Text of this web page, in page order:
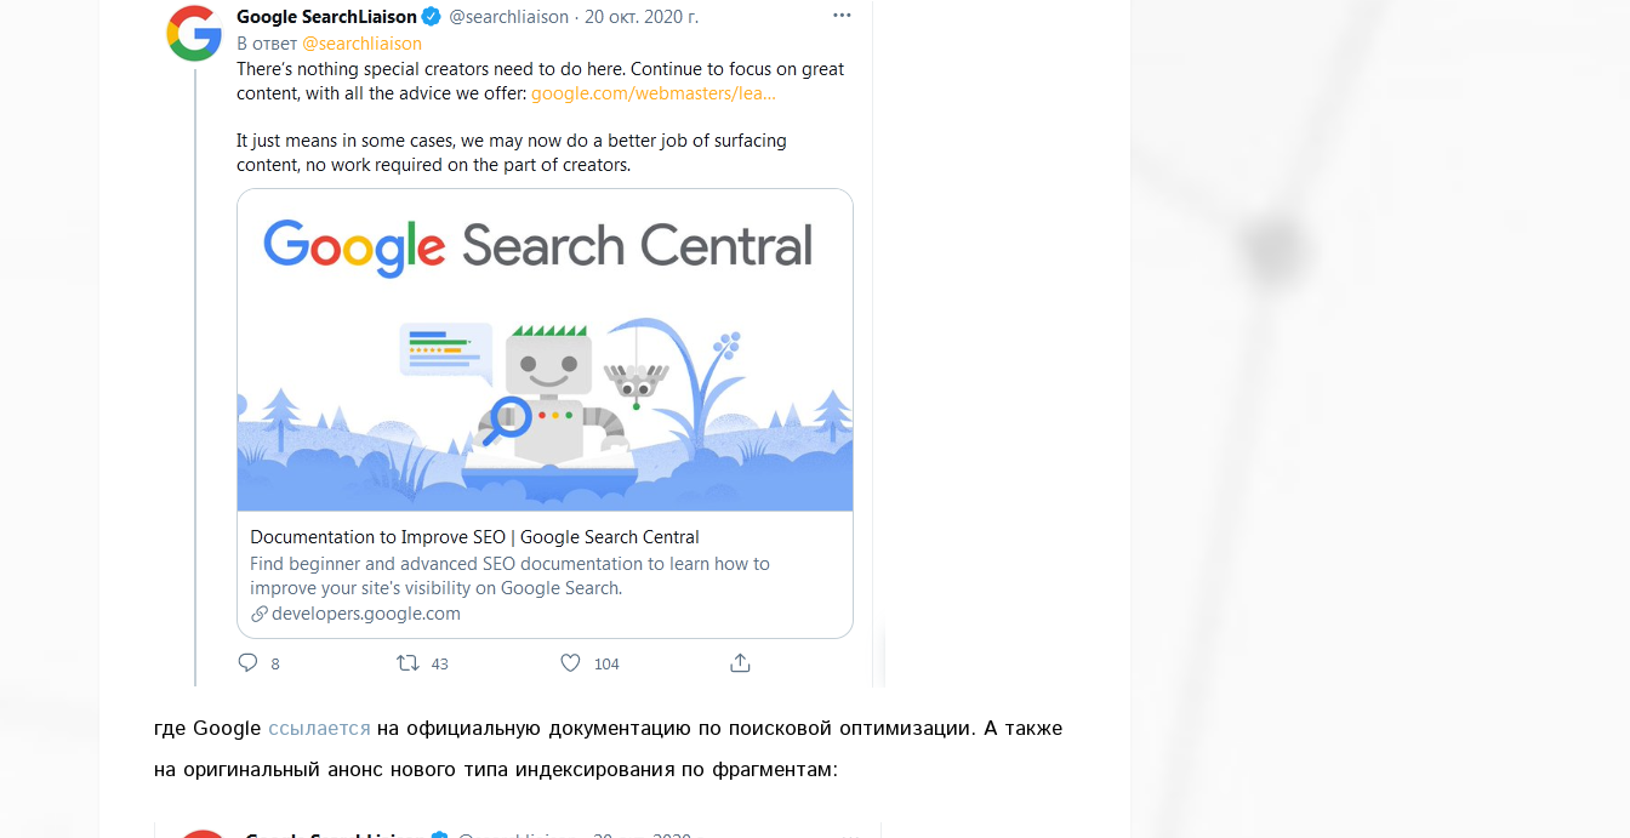
где Google ссылается на официальную документацию по поисковой оптимизации. А также
на оригинальный анонс нового типа индексирования по фрагментам: